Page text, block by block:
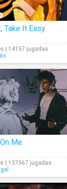
Take It Easy
| 14157 jugadas
Me
| 137567 jugadas